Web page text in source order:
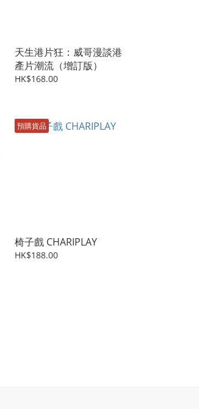
天生港片狂：威哥漫談港
產片潮流（增訂版）
HK$168.00
預購貨品
椅子戲 CHARIPLAY
HK$188.00